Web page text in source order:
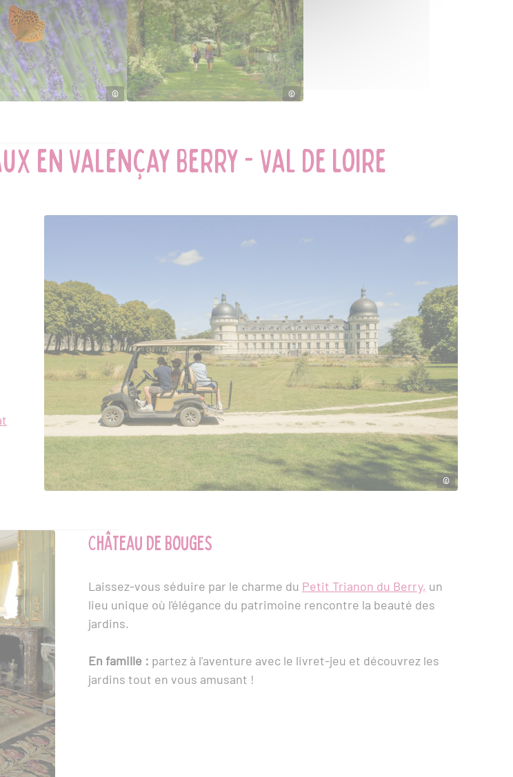
© ©
en Valençay Berry - Val de Loire
©
Château de Bouges
Laissez-vous séduire par le charme du Petit Trianon du Berry, un
lieu unique où l'élégance du patrimoine rencontre la beauté des
jardins.
En famille : partez à l'aventure avec le livret-jeu et découvrez les
jardins tout en vous amusant !